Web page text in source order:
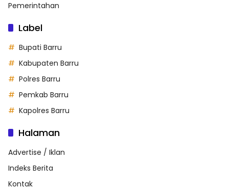
Pemerintahan
Label
Bupati Barru
Kabupaten Barru
Polres Barru
Pemkab Barru
Kapolres Barru
Halaman
Advertise / Iklan
Indeks Berita
Kontak